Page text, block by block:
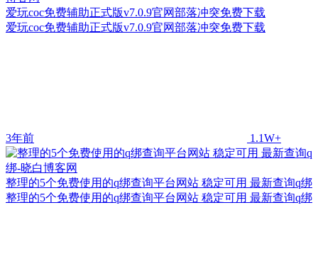
爱玩coc免费辅助正式版v7.0.9官网部落冲突免费下载
爱玩coc免费辅助正式版v7.0.9官网部落冲突免费下载
3年前 1.1W+
整理的5个免费使用的q绑查询平台网站 稳定可用 最新查询q绑
整理的5个免费使用的q绑查询平台网站 稳定可用 最新查询q绑